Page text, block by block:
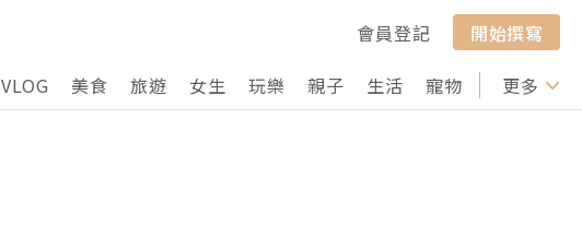
會員登記
開始撰寫
VLOG 美食 旅遊 女生 玩樂 親子 生活 寵物 行山 打卡
更多